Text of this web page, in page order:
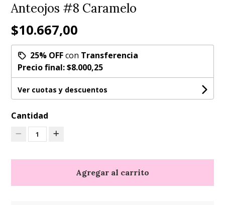
Anteojos #8 Caramelo
$10.667,00
25% OFFcon Transferencia
Precio final:$8.000,25
Ver cuotas y descuentos
Cantidad
1
Agregar al carrito